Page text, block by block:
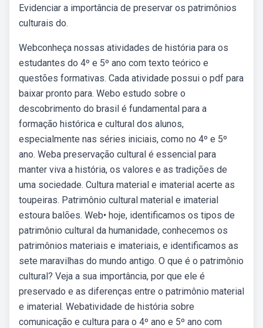
Evidenciar a importância de preservar os patrimônios
culturais do.
Webconheça nossas atividades de história para os
estudantes do 4º e 5º ano com texto teórico e
questões formativas. Cada atividade possui o pdf para
baixar pronto para. Webo estudo sobre o
descobrimento do brasil é fundamental para a
formação histórica e cultural dos alunos,
especialmente nas séries iniciais, como no 4º e 5º
ano. Weba preservação cultural é essencial para
manter viva a história, os valores e as tradições de
uma sociedade. Cultura material e imaterial acerte as
toupeiras. Patrimônio cultural material e imaterial
estoura balões. Web• hoje, identificamos os tipos de
patrimônio cultural da humanidade, conhecemos os
patrimônios materiais e imateriais, e identificamos as
sete maravilhas do mundo antigo. O que é o patrimônio
cultural? Veja a sua importância, por que ele é
preservado e as diferenças entre o patrimônio material
e imaterial. Webatividade de história sobre
comunicação e cultura para o 4º ano e 5º ano com